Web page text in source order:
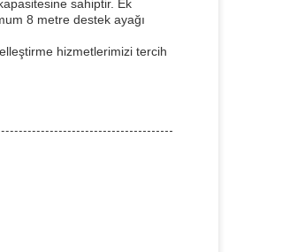
sahiptir. Ek
8 metre destek ayağı
hizmetlerimizi tercih